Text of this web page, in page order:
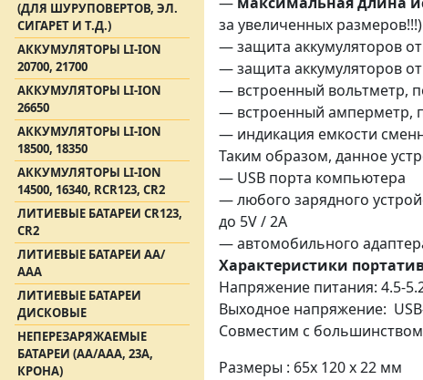
(ДЛЯ ШУРУПОВЕРТОВ, ЭЛ.
СИГАРЕТ И Т.Д.)
АККУМУЛЯТОРЫ LI-ION
20700, 21700
АККУМУЛЯТОРЫ LI-ION
26650
АККУМУЛЯТОРЫ LI-ION
18500, 18350
АККУМУЛЯТОРЫ LI-ION
14500, 16340, RCR123, CR2
ЛИТИЕВЫЕ БАТАРЕИ CR123,
CR2
ЛИТИЕВЫЕ БАТАРЕИ АА/
ААА
ЛИТИЕВЫЕ БАТАРЕИ
ДИСКОВЫЕ
НЕПЕРЕЗАРЯЖАЕМЫЕ
БАТАРЕИ (АА/ААА, 23A,
КРОНА)
за увеличенных размеров!!!)
— защита аккумуляторов
— защита аккумуляторов
— встроенный вольтметр,
— встроенный амперметр,
— индикация емкости
Таким образом, данное
— USB порта компьютера
— любого зарядного
до 5V / 2A
— автомобильного
Характеристики
Напряжение питания: 4.5-
Выходное напряжение:
Совместим с
Размеры : 65x 120 x 22 мм